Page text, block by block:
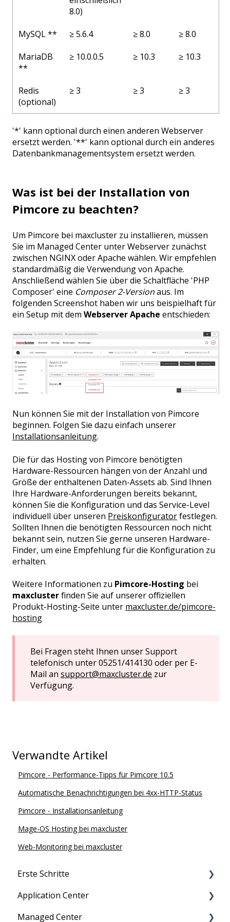
8.0)
MySQL **
≥ 5.6.4 ≥ 8.0
≥ 8.0
MariaDB
**
≥ 10.0.0.5 ≥ 10.3 ≥ 10.3
Redis
(optional)
≥ 3 ≥ 3 ≥ 3
'*' kann optional durch einen anderen Webserver
ersetzt werden. '**' kann optional durch ein anderes
Datenbankmanagementsystem ersetzt werden.
Was ist bei der Installation von
Pimcore zu beachten?
Um Pimcore bei maxcluster zu installieren, müssen
Sie im Managed Center unter Webserver zunächst
zwischen NGINX oder Apache wählen. Wir empfehlen
standardmäßig die Verwendung von Apache.
Anschließend wählen Sie über die Schaltfläche 'PHP
Composer' eine Composer 2-Versionaus. Im
folgenden Screenshot haben wir uns beispielhaft für
ein Setup mit dem Webserver Apache entschieden:
Nun können Sie mit der Installation von Pimcore
beginnen. Folgen Sie dazu einfach unserer
Installationsanleitung.
Die für das Hosting von Pimcore benötigten
Hardware-Ressourcen hängen von der Anzahl und
Größe der enthaltenen Daten-Assets ab. Sind Ihnen
Ihre Hardware-Anforderungen bereits bekannt,
können Sie die Konfiguration und das Service-Level
individuell über unseren Preiskonfiguratorfestlegen.
Sollten Ihnen die benötigten Ressourcen noch nicht
bekannt sein, nutzen Sie gerne unseren Hardware-
Finder, um eine Empfehlung für die Konfiguration zu
erhalten.
Weitere Informationen zu Pimcore-Hosting bei
maxclusterfinden Sie auf unserer offiziellen
Produkt-Hosting-Seite unter maxcluster.de/pimcore-
hosting
Bei Fragen steht Ihnen unser Support
telefonisch unter 05251/414130 oder per E-
Mail an support@maxcluster.de zur
Verfügung.
Verwandte Artikel
Pimcore - Performance-Tipps für Pimcore 10.5
Automatische Benachrichtigungen bei 4xx-HTTP-Status
Pimcore - Installationsanleitung
Mage-OS Hosting bei maxcluster
Web-Monitoring bei maxcluster
Erste Schritte
Migration zu maxcluster
Nutzerverwaltung
Application Center
Persönliche Daten
Managed Center